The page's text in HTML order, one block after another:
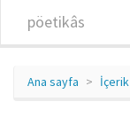
pöetikâs
Ana sayfa İçerik